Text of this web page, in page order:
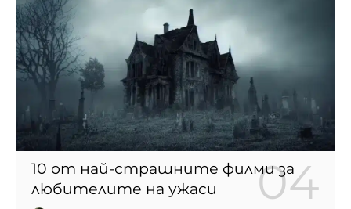
10 от най-страшните филми за
любителите на ужаси